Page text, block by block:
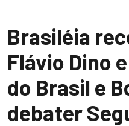
Brasiléia
Flávio Dino
do Brasil e
debater